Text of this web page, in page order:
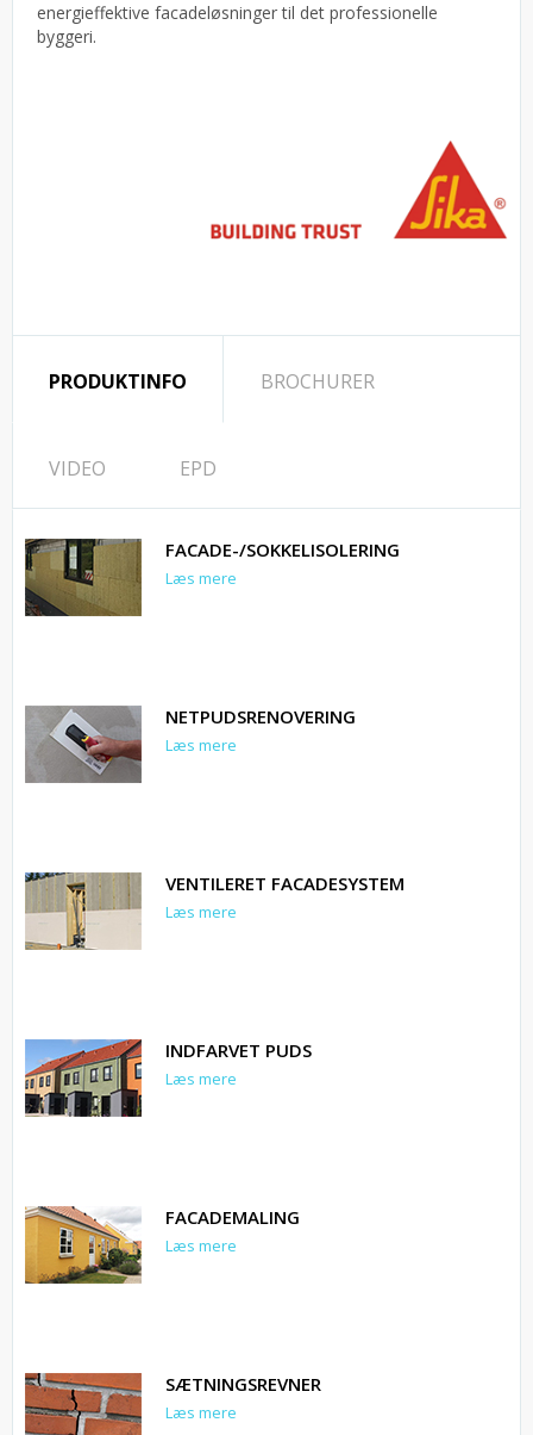
energieffektive facadeløsninger til det professionelle
byggeri.
PRODUKTINFO BROCHURER
VIDEO EPD
FACADE-/SOKKELISOLERING
Læs mere
NETPUDSRENOVERING
Læs mere
VENTILERET FACADESYSTEM
Læs mere
INDFARVET PUDS
Læs mere
FACADEMALING
Læs mere
SÆTNINGSREVNER
Læs mere